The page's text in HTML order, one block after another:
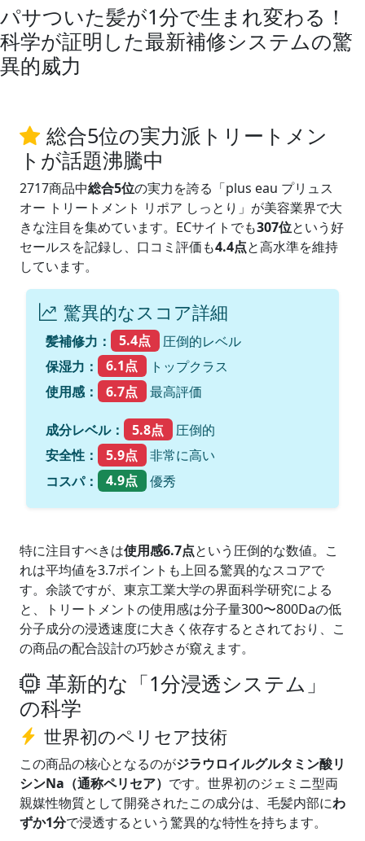
パサついた髪が1分で生まれ変わる！
科学が証明した最新補修システムの驚
異的威力
総合5位の実力派トリートメン
トが話題沸騰中
2717商品中総合5位の実力を誇る「plus eau プリュス
オー トリートメント リポア しっとり」が美容業界で大
きな注目を集めています。ECサイトでも307位という好
セールスを記録し、口コミ評価も4.4点と高水準を維持
しています。
驚異的なスコア詳細
髪補修力： 5.4点
圧倒的レベル
保湿力：
6.1点
トップクラス
使用感：
6.7点 最高評価
成分レベル： 5.8点
圧倒的
安全性：
5.9点
非常に高い
コスパ：
4.9点 優秀
特に注目すべきは使用感6.7点という圧倒的な数値。こ
れは平均値を3.7ポイントも上回る驚異的なスコアで
す。余談ですが、東京工業大学の界面科学研究による
と、トリートメントの使用感は分子量300〜800Daの低
分子成分の浸透速度に大きく依存するとされており、こ
の商品の配合設計の巧妙さが窺えます。
革新的な「1分浸透システム」
の科学
世界初のペリセア技術
この商品の核心となるのがジラウロイルグルタミン酸リ
シンNa（通称ペリセア） です。世界初のジェミニ型両
親媒性物質として開発されたこの成分は、毛髪内部にわ
ずか1分で浸透するという驚異的な特性を持ちます。